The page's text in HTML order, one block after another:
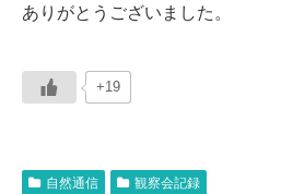
ありがとうございました。
+19
自然通信 観察会記録